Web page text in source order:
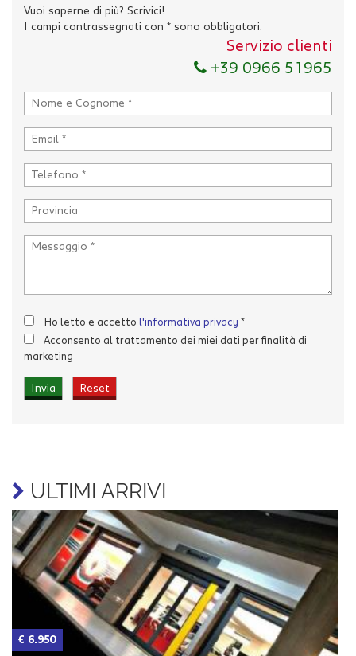
l'informativa privacy*
marketing
Vuoi saperne di più? Scrivici!
I campi contrassegnati con * sono obbligatori.
Servizio clienti
+39 0966 51965
Ho letto e accetto l'informativa privacy *
Acconsento al trattamento dei miei dati per finalità di
marketing
ULTIMI ARRIVI
€ 6.950